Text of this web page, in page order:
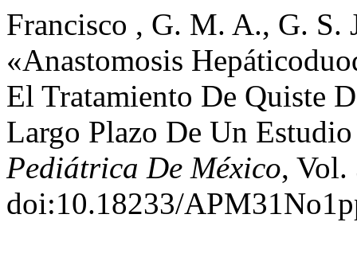
Francisco , G. M. A., G. S.
«Anastomosis
El Tratamiento De Quiste
Largo Plazo De Un
Pediátrica De México, Vol.
doi:10.18233/